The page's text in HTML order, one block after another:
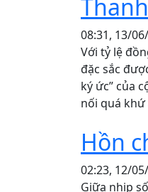
08:31, 13/
Với tỷ lệ
đặc sắc
ký ức” của
nối quá
Hồn
02:23, 12/
Giữa nhịp